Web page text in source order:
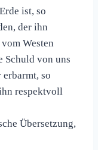
ist, so
der ihn
Westen
Schuld von uns
so
respektvoll
Übersetzung,